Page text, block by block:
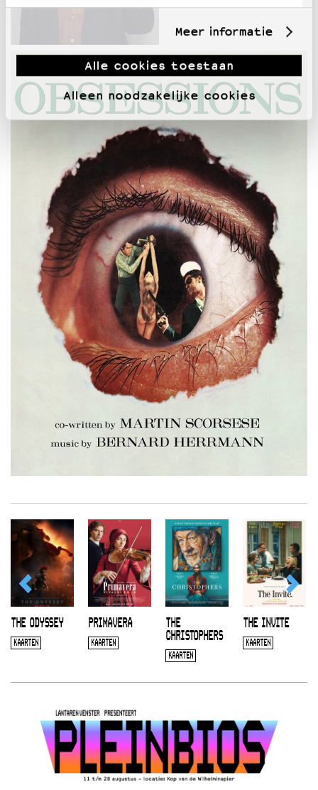
Meer informatie
Alle cookies toestaan
Alleen noodzakelijke cookies
THE ODYSSEY
KAARTEN
PRIMAVERA
KAARTEN
THE
CHRISTOPHERS
KAARTEN
THE INVITE
KAARTEN